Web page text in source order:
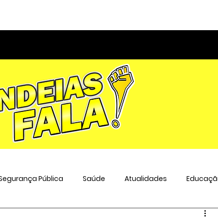
Pública Saúde Atualidades